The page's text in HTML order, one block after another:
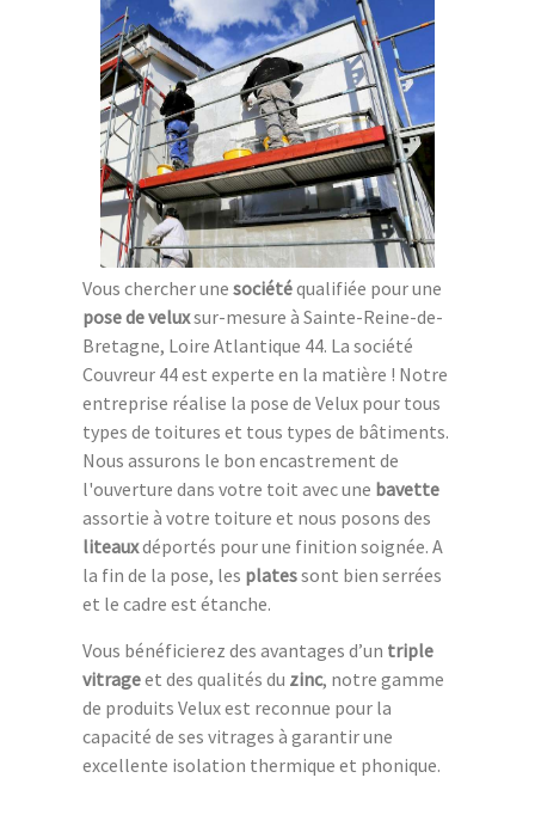
Vous chercher une sociétéqualifiée pour une
pose de veluxsur-mesure à Sainte-Reine-de-
Bretagne, Loire Atlantique 44. La société
Couvreur 44 est experte en la matière ! Notre
entreprise réalise la pose de Velux pour tous
types de toitures et tous types de bâtiments.
Nous assurons le bon encastrement de
l'ouverture dans votre toit avec une bavette
assortie à votre toiture et nous posons des
liteauxdéportés pour une finition soignée. A
la fin de la pose, les platessont bien serrées
et le cadre est étanche.
Vous bénéficierez des avantages d’un triple
vitrageet des qualités du zinc, notre gamme
de produits Velux est reconnue pour la
capacité de ses vitrages à garantir une
excellente isolation thermique et phonique.